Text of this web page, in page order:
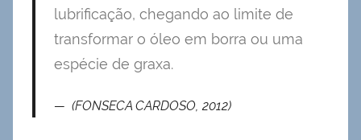
lubrificação, chegando ao limite de
transformar o óleo em borra ou uma
espécie de graxa.
(FONSECA CARDOSO, 2012)